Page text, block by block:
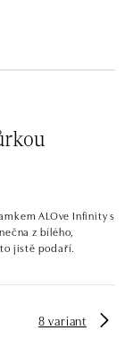
ALOve Infinity s
z bílého,
jistě podaří.
8 variant